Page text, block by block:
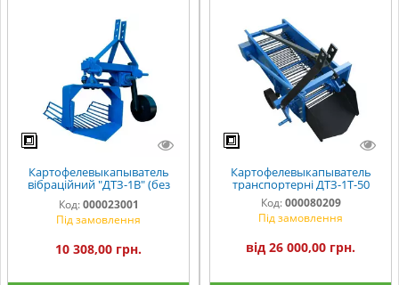
Картофелевыкапыватель
вібраційний "ДТЗ-1В" (без
кардана)
Код: 000023001
Під замовлення
10 308,00 грн.
Картофелевыкапыватель
транспортерні ДТЗ-1Т-50
Код: 000080209
Під замовлення
від 26 000,00 грн.